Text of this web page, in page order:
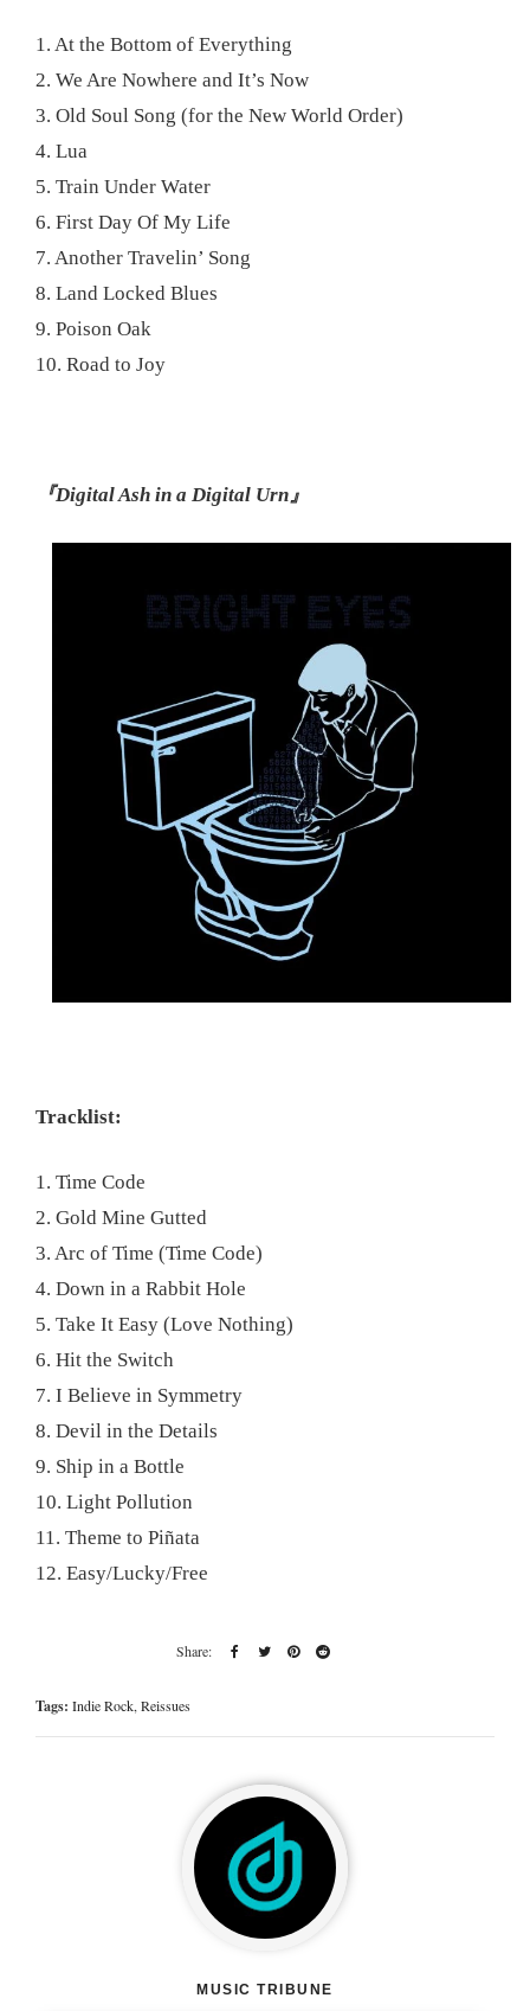
1. At the Bottom of Everything
2. We Are Nowhere and It’s Now
3. Old Soul Song (for the New World Order)
4. Lua
5. Train Under Water
6. First Day Of My Life
7. Another Travelin’ Song
8. Land Locked Blues
9. Poison Oak
10. Road to Joy
『Digital Ash in a Digital Urn』
Tracklist:
1. Time Code
2. Gold Mine Gutted
3. Arc of Time (Time Code)
4. Down in a Rabbit Hole
5. Take It Easy (Love Nothing)
6. Hit the Switch
7. I Believe in Symmetry
8. Devil in the Details
9. Ship in a Bottle
10. Light Pollution
11. Theme to Piñata
12. Easy/Lucky/Free
Tags: Indie Rock,Reissues
MUSIC TRIBUNE